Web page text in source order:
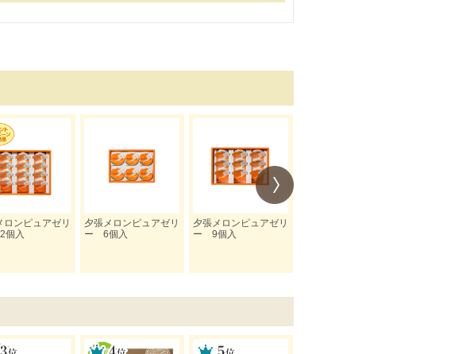
ロンピュアゼリ
入
夕張メロンピュアゼリ
ー 6個入
夕張メロンピュアゼリ
ー 9個入